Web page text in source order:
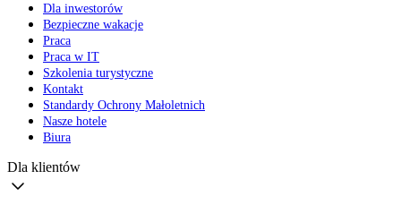
Dla inwestorów
Bezpieczne wakacje
Praca
Praca w IT
Szkolenia turystyczne
Kontakt
Standardy Ochrony Małoletnich
Nasze hotele
Biura
Dla klientów